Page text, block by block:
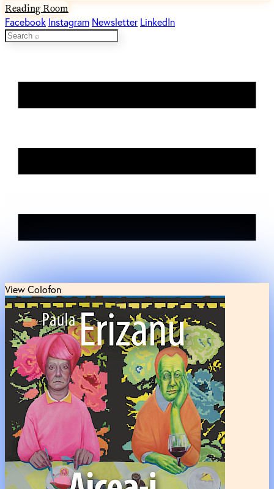
Reading Room
Facebook Instagram Newsletter LinkedIn
View Colofon